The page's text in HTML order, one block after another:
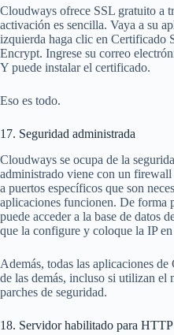
Cloudways ofrece SSL gratuito a
activación es sencilla. Vaya a su
izquierda haga clic en Certificado
Encrypt. Ingrese su correo
Y puede instalar el certificado.
Eso es todo.
17. Seguridad administrada
Cloudways se ocupa de la
administrado viene con un firewall
a puertos específicos que son
aplicaciones funcionen. De forma
puede acceder a la base de datos
que la configure y coloque la IP
Además, todas las aplicaciones
de las demás, incluso si utilizan el
parches de seguridad.
18. Servidor habilitado para HTTP